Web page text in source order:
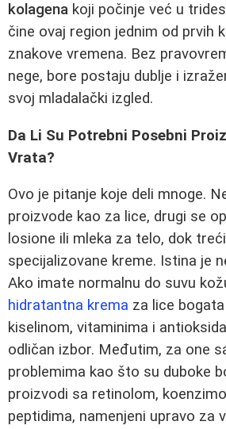
kolagena koji počinje već u
čine ovaj region jednim od prvih
znakove vremena. Bez
nege, bore postaju dublje i
svoj mladalački izgled.
Da Li Su Potrebni Posebni
Vrata?
Ovo je pitanje koje deli mnoge.
proizvode kao za lice, drugi se
losione ili mleka za telo, dok
specijalizovane kreme. Istina je
Ako imate normalnu do suvu
hidratantna krema za lice
kiselinom, vitaminima i
odličan izbor. Međutim, za one
problemima kao što su duboke
proizvodi sa retinolom,
peptidima, namenjeni upravo za